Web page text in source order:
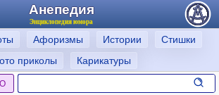
Анепедия
Энциклопедия юмора
Афоризмы Истории
Стишки
приколы
Карикатуры